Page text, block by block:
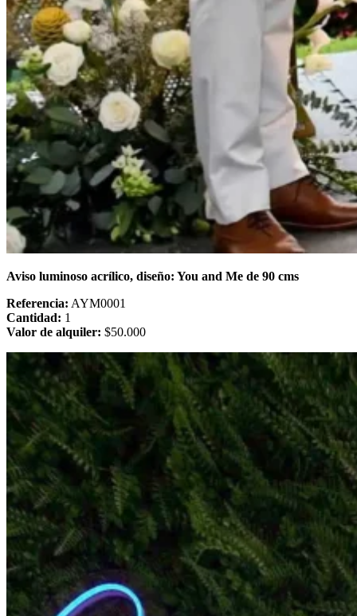
Aviso luminoso acrílico, diseño: You and Me de 90 cms
Referencia: AYM0001
Cantidad: 1
Valor de alquiler: $50.000